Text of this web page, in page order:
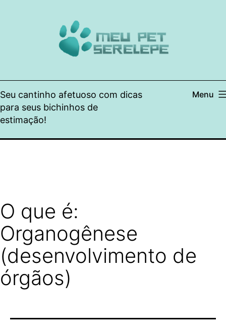
Seu cantinho afetuoso com dicas
para seus bichinhos de
estimação!
Menu
O que é:
Organogênese
(desenvolvimento de
órgãos)